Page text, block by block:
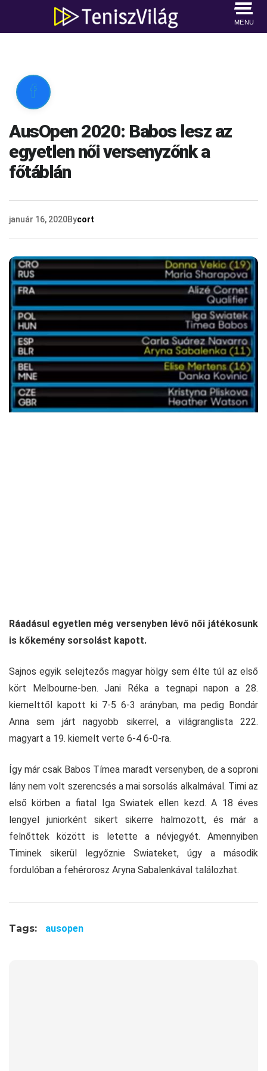
MENU

AusOpen 2020: Babos lesz az
egyetlen női versenyzőnk a
főtáblán
január 16, 2020Bycort
Ráadásul egyetlen még versenyben lévő női játékosunk
is kőkemény sorsolást kapott.
Sajnos egyik selejtezős magyar hölgy sem élte túl az első
kört Melbourne-ben. Jani Réka a tegnapi napon a 28.
kiemelttől kapott ki 7-5 6-3 arányban, ma pedig Bondár
Anna sem járt nagyobb sikerrel, a világranglista 222.
magyart a 19. kiemelt verte 6-4 6-0-ra.
Így már csak Babos Tímea maradt versenyben, de a soproni
lány nem volt szerencsés a mai sorsolás alkalmával. Timi az
első körben a fiatal Iga Swiatek ellen kezd. A 18 éves
lengyel juniorként sikert sikerre halmozott, és már a
felnőttek között is letette a névjegyét. Amennyiben
Timinek sikerül legyőznie Swiateket, úgy a második
fordulóban a fehérorosz Aryna Sabalenkával találozhat.
Tags: ausopen